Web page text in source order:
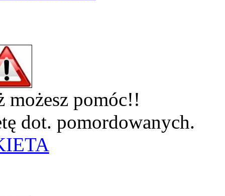
możesz pomóc!!
dot. pomordowanych.